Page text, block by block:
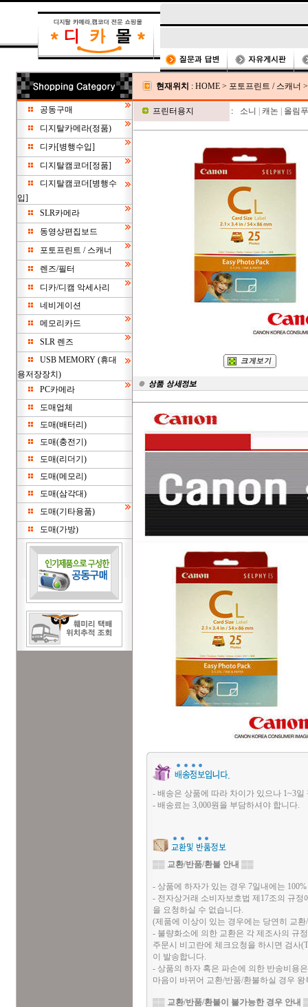
공동구매
디지탈카메라(정품)
디카[병행수입]
디지탈캠코더[정품]
디지탈캠코더[병행수
입]
SLR카메라
동영상편집보드
포토프린트 / 스캐너
렌즈/필터
디카/디캠 악세사리
네비게이션
메모리카드
SLR 렌즈
USB MEMORY (휴대
용저장장치)
PC카메라
도매업체
도매(배터리)
도매(충전기)
도매(리더기)
도매(메모리)
도매(삼각대)
도매(기타용품)
도매(가방)
현재위치 : HOME > 포토프린트 / 스캐너
프린터용지 : 소니 캐논 올림
- 배송은 상품에 따라 차이가 있으나 1~3일
- 배송료는 3,000원을 부담하셔야 합니다.
▒▒ 교환/반품/환불 안내 ▒▒
- 상품에 하자가 있는 경우 7일내에는
- 전자상거래 소비자보호법 제17조의 규
을 요청하실 수 없습니다.
(제품에 이상이 있는 경우에는 당연히 교
- 불량화소에 의한 교환은 각 제조사의 규
주문시 비고란에 체크요청을 하시면 검사
이 발송합니다.
- 상품의 하자 혹은 파손에 의한 반송비용
마음이 바뀌어 교환/반품/환불하실 경우
▒▒ 교환/반품/환불이 불가능한 경우 안내